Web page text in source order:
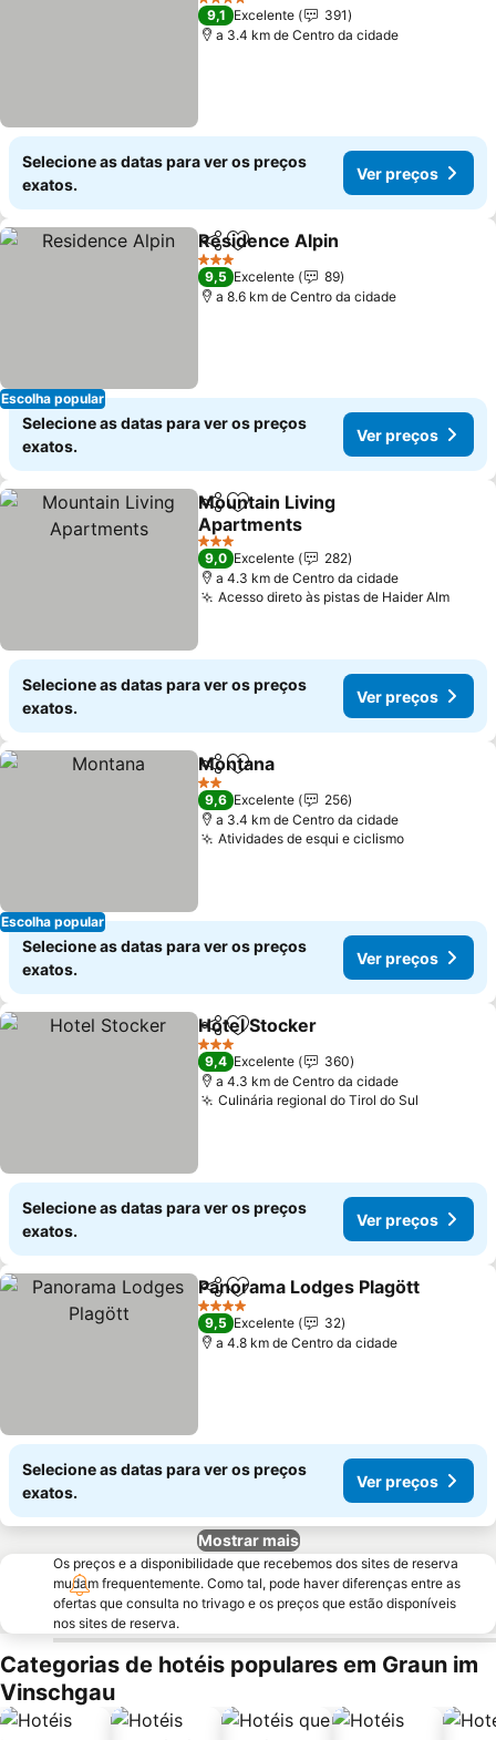
4 Estrelas
9,1 Excelente
391
a 3.4 km de Centro da cidade
Selecione as datas para ver os preços
exatos.
Ver preços
Escolha popular
PartilharAdicionar aos favoritos
Residence Alpin
3 Estrelas
9,5 Excelente
89
a 8.6 km de Centro da cidade
Selecione as datas para ver os preços
exatos.
Ver preços
PartilharAdicionar aos favoritos
Mountain Living
Apartments
3 Estrelas
9,0 Excelente
282
a 4.3 km de Centro da cidade
Acesso direto às pistas de Haider Alm
Selecione as datas para ver os preços
exatos.
Ver preços
Escolha popular
PartilharAdicionar aos favoritos
Montana
2 Estrelas
9,6 Excelente
256
a 3.4 km de Centro da cidade
Atividades de esqui e ciclismo
Selecione as datas para ver os preços
exatos.
Ver preços
PartilharAdicionar aos favoritos
Hotel Stocker
3 Estrelas
9,4 Excelente
360
a 4.3 km de Centro da cidade
Culinária regional do Tirol do Sul
Selecione as datas para ver os preços
exatos.
Ver preços
PartilharAdicionar aos favoritos
Panorama Lodges Plagött
4 Estrelas
9,5 Excelente
32
a 4.8 km de Centro da cidade
Selecione as datas para ver os preços
exatos.
Ver preços
Mostrar mais
Os preços e a disponibilidade que recebemos dos sites de reserva
mudam frequentemente. Como tal, pode haver diferenças entre as
ofertas que consulta no trivago e os preços que estão disponíveis
nos sites de reserva.
Categorias de hotéis populares em Graun im
Vinschgau